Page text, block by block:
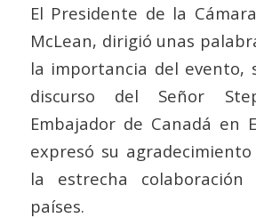
El Presidente de la
McLean, dirigió unas
la importancia del evento,
discurso del Señor
Embajador de Canadá en
expresó su
la estrecha
países.